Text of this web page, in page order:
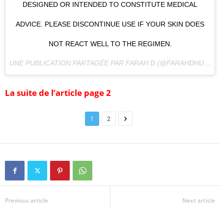
DESIGNED OR INTENDED TO CONSTITUTE MEDICAL
ADVICE. PLEASE DISCONTINUE USE IF YOUR SKIN DOES
NOT REACT WELL TO THE REGIMEN.
UNE PUBLICATION PARTAGÉE PAR FARAH D (@FARAHDHUKAI) LE
La suite de l’article page 2
1 2
Previous article Next article